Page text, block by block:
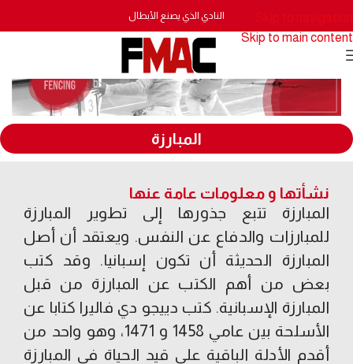
Skip to main content
النادي الذي يصنع الأبطال
المبارزة
نشأتها و معلومات عامة عنها
المبارزة تتبع جذورها إلى تطوير المبارزة
للمبارزات والدفاع عن النفس. ويعتقد أن أصل
المبارزة الحديثة أن تكون إسبانيا. وقد كتب
بعض من أهم الكتب عن المبارزة من قبل
المبارزة الإسبانية. كتب دييجو دي فاليرا كتابا عن
الأسلحة بين عامي 1458 و 1471، وهو واحد من
أقدم الأدلة الباقية على قيد الحياة في المبارزة